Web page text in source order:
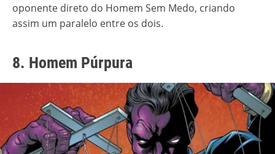
oponente direto do Homem Sem Medo, criando
assim um paralelo entre os dois.
8. Homem Púrpura